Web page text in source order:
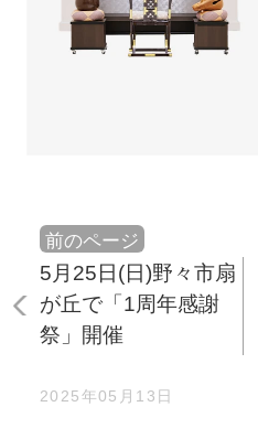
前のページ
5月25日(日)野々市扇
が丘で「1周年感謝
祭」開催
2025年05月13日